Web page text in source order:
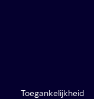
Toegankelijkheid